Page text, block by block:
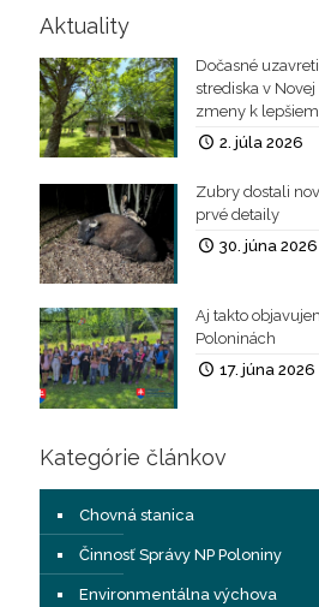
Aktuality
Dočasné
strediska v
zmeny k
2. júla 2026
Zubry dostali
prvé detaily
30. júna 2026
Aj takto
Poloninách
17. júna 2026
Kategórie článkov
Chovná stanica
Činnosť Správy NP Poloniny
Environmentálna výchova